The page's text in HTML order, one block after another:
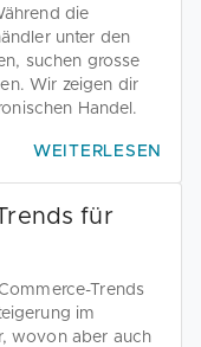
die
unter den
suchen grosse
Wir zeigen dir
Handel.
WEITERLESEN
für
Trends
im
wovon aber auch